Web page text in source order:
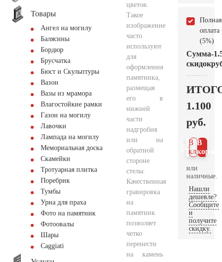
Товары
Ангел на могилу
Балясины
Бордюр
Брусчатка
Бюст и Скульптуры
Вазон
Вазы из мрамора
Влагостойкие рамки
Газон на могилу
Лавочки
Лампада на могилу
Мемориальная доска
Скамейки
Тротуарная плитка
Поребрик
Тумбы
Урна для праха
Фото на памятник
Фотоовалы
Шары
Сaggiati
цветов.
Такое
изображение
часто
используют
для
оформления
памятника,
размещая
его в
нижней
части
надгробия
или на
обратной
стороне
стелы.
Качественная
гравировка
на
памятник
позволяет
четко
перенести
на камень
Полная
оплата
(5%)
Сумма
скидок
-
1.100
руб.
В
В 1
клик
или
наличные.
Нашли
дешевле?
Сообщите
и
получите
скидку.